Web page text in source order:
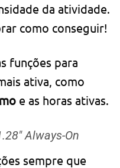
da atividade.
como conseguir!
funções para
ativa, como
e as horas ativas.
Always-On
sempre que